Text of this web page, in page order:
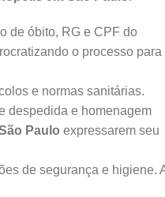
de óbito, RG e CPF do
o processo para
e normas sanitárias.
despedida e homenagem
Paulo expressarem seu
de segurança e higiene.